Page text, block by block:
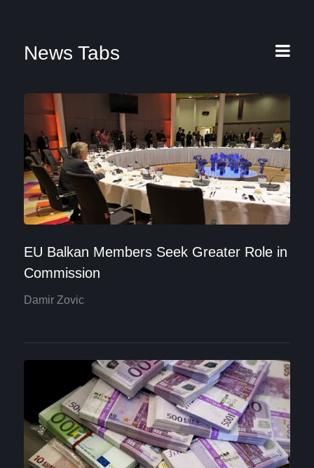
News Tabs
EU Balkan Members Seek Greater Role in
Commission
Damir Zovic